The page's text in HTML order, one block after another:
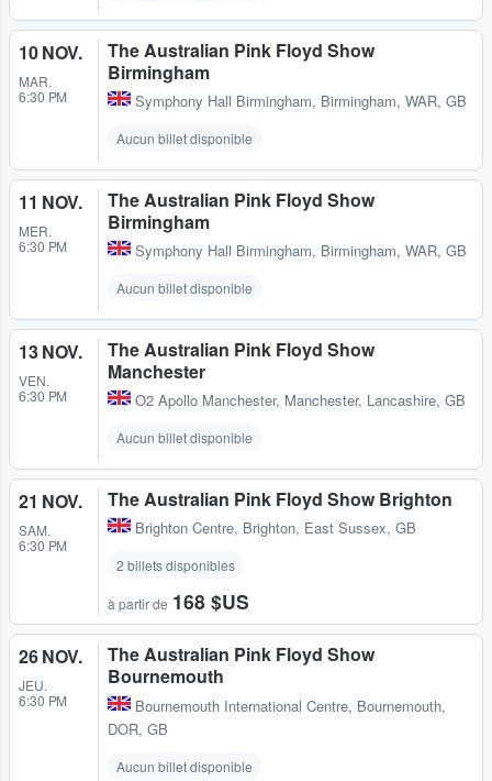
10 NOV.
MAR.
6:30 PM
The Australian Pink Floyd Show
Birmingham
Symphony Hall Birmingham, Birmingham, WAR, GB
Aucun billet disponible
11 NOV.
MER.
6:30 PM
The Australian Pink Floyd Show
Birmingham
Symphony Hall Birmingham, Birmingham, WAR, GB
Aucun billet disponible
13 NOV.
VEN.
6:30 PM
The Australian Pink Floyd Show
Manchester
O2 Apollo Manchester, Manchester, Lancashire, GB
Aucun billet disponible
21 NOV.
SAM.
6:30 PM
The Australian Pink Floyd Show Brighton
Brighton Centre, Brighton, East Sussex, GB
2 billets disponibles
à partir de 168 $US
26 NOV.
JEU.
6:30 PM
The Australian Pink Floyd Show
Bournemouth
Bournemouth International Centre, Bournemouth,
DOR, GB
Aucun billet disponible